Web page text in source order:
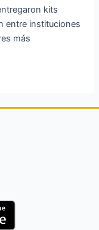
kits
entre instituciones
más